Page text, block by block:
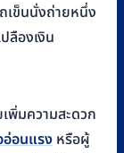
เข็นนั่งถ่ายหนึ่ง
ลืองเงิน
พิ่มความสะดวก
อ่อนแรง หรือผู้